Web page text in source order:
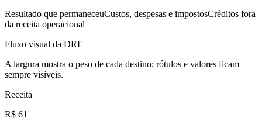
Resultado que permaneceuCustos, despesas e impostosCréditos fora
da receita operacional
Fluxo visual da DRE
A largura mostra o peso de cada destino; rótulos e valores ficam
sempre visíveis.
Receita
R$ 61